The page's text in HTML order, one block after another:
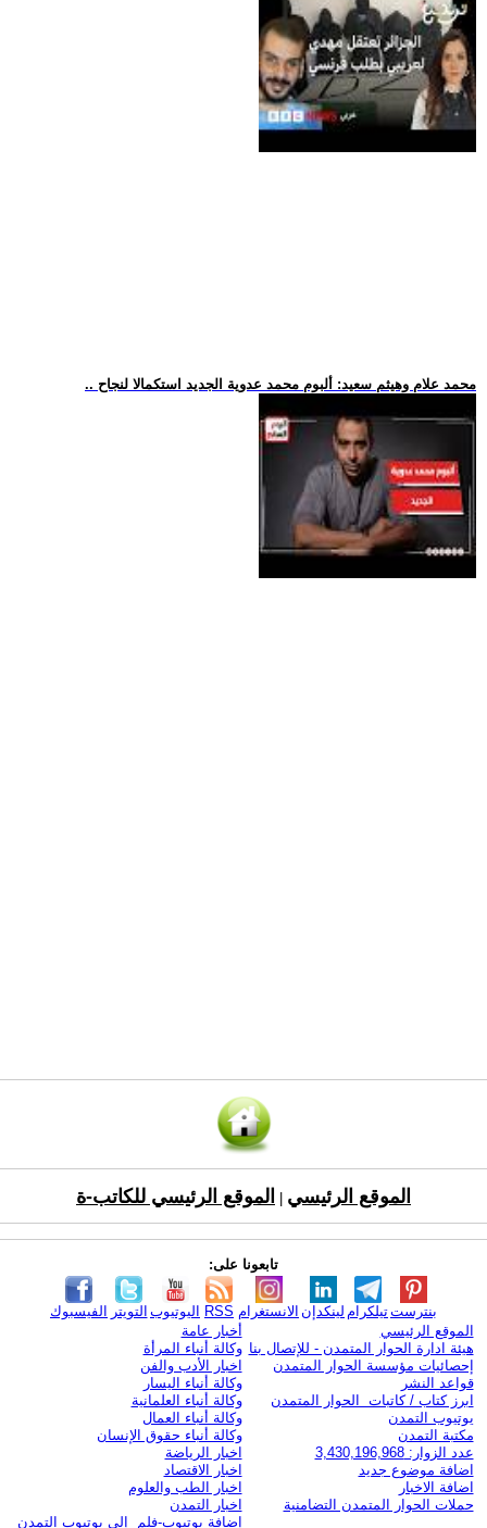
.. محمد علام وهيثم سعيد: ألبوم محمد عدوية الجديد استكمالا لنجاح
الموقع الرئيسي الموقع الرئيسي للكاتب-ة
تابعونا على:
الفيسبوك التويتر اليوتيوب RSS الانستغرام لينكدإن تيلكرامبنترست
الموقع الرئيسي
هيئة ادارة الحوار المتمدن - للإتصال بنا
إحصائيات مؤسسة الحوار المتمدن
قواعد النشر
ابرز كتاب / كاتبات الحوار المتمدن
يوتيوب التمدن
مكتبة التمدن
عدد الزوار: 3,430,196,968
اضافة موضوع جديد
اضافة الاخبار
حملات الحوار المتمدن التضامنية
أخبار عامة
وكالة أنباء المرأة
اخبار الأدب والفن
وكالة أنباء اليسار
وكالة أنباء العلمانية
وكالة أنباء العمال
وكالة أنباء حقوق الإنسان
اخبار الرياضة
اخبار الاقتصاد
اخبار الطب والعلوم
اخبار التمدن
إضافة يوتيوب-فلم إلى يوتيوب التمدن